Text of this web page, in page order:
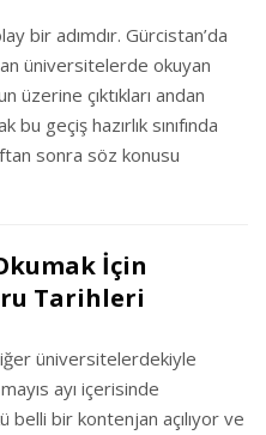
bir adımdır. Gürcistan’da
üniversitelerde okuyan
üzerine çıktıkları andan
geçiş hazırlık sınıfında
sonra söz konusu
İçin
Tarihleri
üniversitelerdekiyle
ayı içerisinde
belli bir kontenjan açılıyor ve